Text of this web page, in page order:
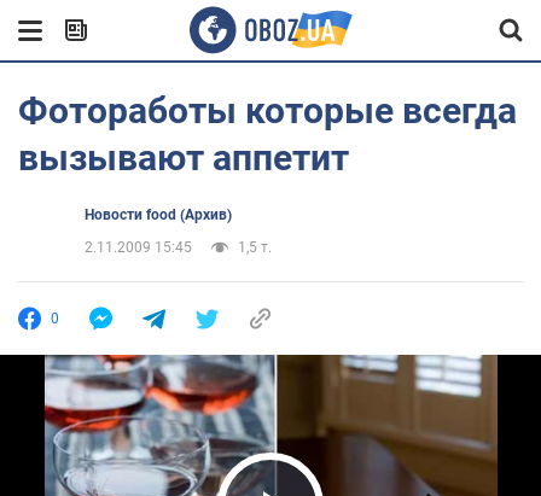
Фотоработы которые всегда
вызывают аппетит
Новости food (Архив)
2.11.2009 15:45
1,5 т.
0